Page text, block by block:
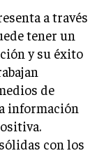
a través
tener un
y su éxito
de
información
con los